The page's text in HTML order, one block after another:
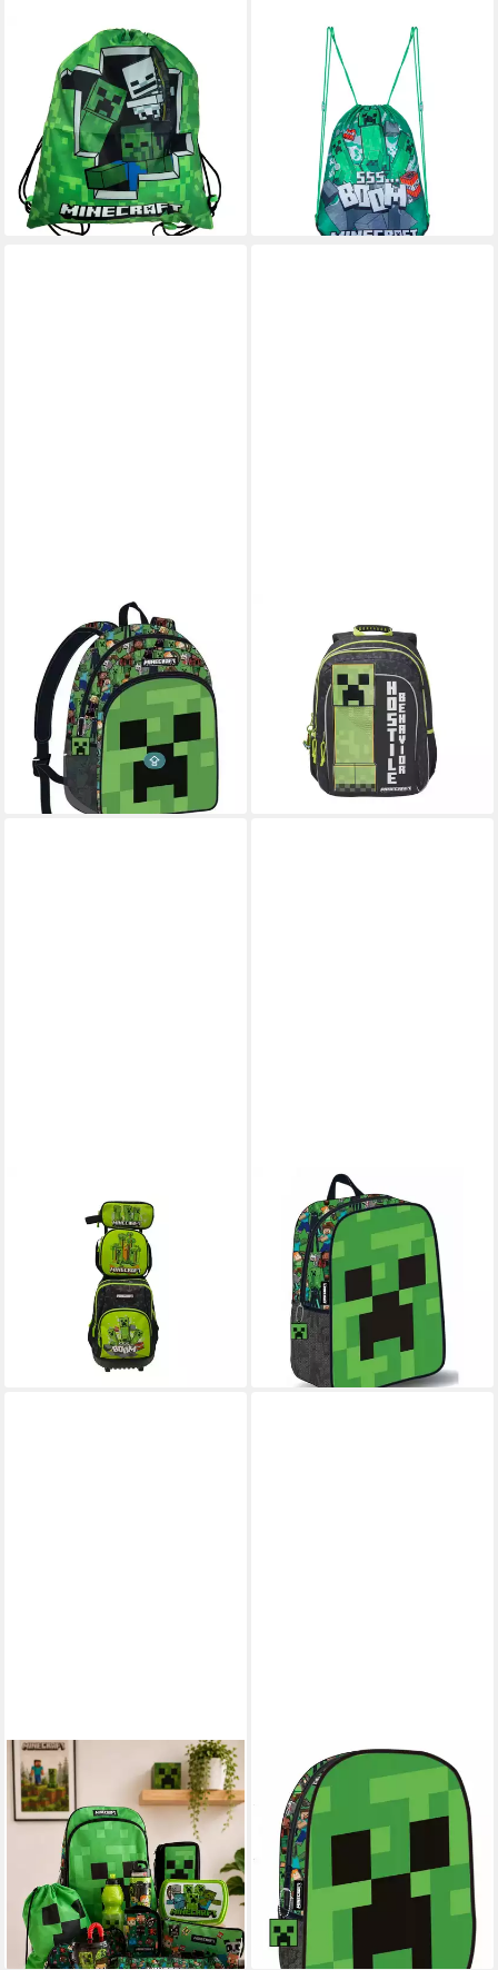
MINECRAFT
Kinderrucksack Minecraft
Creeper Sporttasche
Turnbeutel 37 cm (1-tlg)
ab 12,95 € UVP14,95 €
-13%
lieferbar - in 9-11 Werktagen bei
dir
MINECRAFT
Turnbeutel Minecraft
Turnbeutel Sportbeutel,
Creeper Design
lieferbar - in 2-3 Werktagen bei dir
MINECRAFT
Kinderrucksack Minecraft
Face Schultasche, Tasche 40
cm (1-tlg)
29,95 € UVP 49,99 €
-40%
lieferbar - in 9-11 Werktagen bei
Kinderrucksack - Rucksack
mit Fronttasche und
Seitennetzen (1-tlg)
ab 42,95 €
54,95 €
lieferbar - in 5-6 Werktagen bei dir
Kinderrucksack Minecraft
Schul Trolley Set 3-teilig
Kinder (1-tlg)
ab 69,95 €
lieferbar - in 5-6 Werktagen bei dir
MINECRAFT
Kinderrucksack Minecraft
Face 3D Rucksack, Tasche 30
cm (1-tlg)
24,95 € UVP 39,99 €
-38%
lieferbar - in 9-11 Werktagen bei
MINECRAFT
Schulrucksack Minecraft
Schulrucksack-Set XXL 11-
teilig für Schule & Freizeit
(11-tlg)
129,90 € UVP159,90 €
-19%
lieferbar - in 2-3 Werktagen bei dir
MINECRAFT
Rucksack Minecraft Face
Rucksack, Tasche 30 cm
14,95 €
UVP
-40%
lieferbar - in 9-11 Werktagen bei
dir